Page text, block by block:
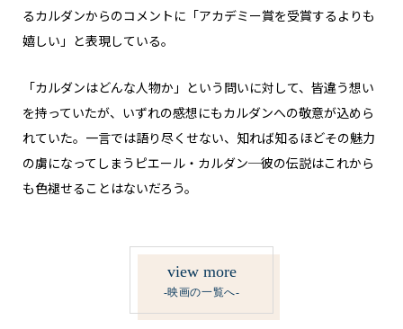
るカルダンからのコメントに「アカデミー賞を受賞するよりも
嬉しい」と表現している。
「カルダンはどんな人物か」という問いに対して、皆違う想い
を持っていたが、いずれの感想にもカルダンへの敬意が込めら
れていた。一言では語り尽くせない、知れば知るほどその魅力
の虜になってしまうピエール・カルダン─彼の伝説はこれから
も色褪せることはないだろう。
view more
-映画の一覧へ-